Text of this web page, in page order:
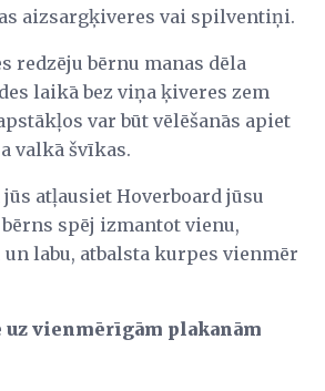
aizsargķiveres vai spilventiņi.
redzēju bērnu manas dēla
laikā bez viņa ķiveres zem
var būt vēlēšanās apiet
valkā švīkas.
atļausiet Hoverboard jūsu
spēj izmantot vienu,
labu, atbalsta kurpes vienmēr
vienmērīgām plakanām